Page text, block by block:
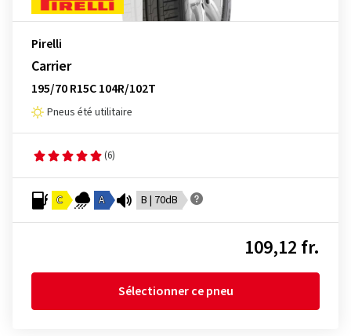
Pirelli
Carrier
195/70 R15C 104R/102T
Pneus été utilitaire
(6)
C A B | 70dB
109,12 fr.
Sélectionner ce pneu